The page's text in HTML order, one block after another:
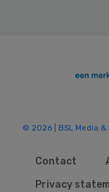
© 2026 | BSL Media &
Contact
Privacy